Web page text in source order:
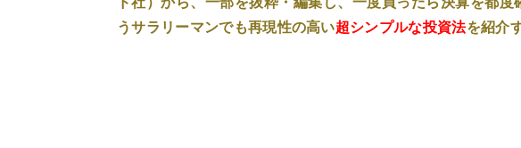
うサラリーマンでも再現性の高い超シンプルな投資法を紹介